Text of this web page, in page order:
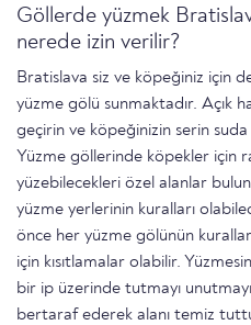
Göllerde yüzmek
nerede izin verilir?
Bratislava siz ve köpeğiniz için
yüzme gölü sunmaktadır. Açık
geçirin ve köpeğinizin serin suda
Yüzme göllerinde köpekler için
yüzebilecekleri özel alanlar
yüzme yerlerinin kuralları
önce her yüzme gölünün
için kısıtlamalar olabilir.
bir ip üzerinde tutmayı
bertaraf ederek alanı temiz